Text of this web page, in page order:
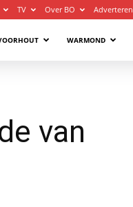
TV Over BO Adverteren
WARMOND
van